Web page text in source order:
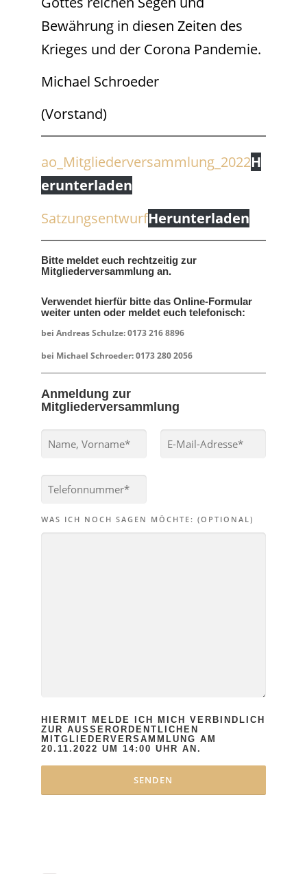
Bewährung in diesen Zeiten des
Krieges und der Corona Pandemie.
Michael Schroeder
(Vorstand)
ao_Mitgliederversammlung_2022H
erunterladen
SatzungsentwurfHerunterladen
Bitte meldet euch rechtzeitig zur
Mitgliederversammlung an.
Verwendet hierfür bitte das Online-Formular
weiter unten oder meldet euch telefonisch:
bei Andreas Schulze: 0173 216 8896
bei Michael Schroeder: 0173 280 2056
Anmeldung zur
Mitgliederversammlung
WAS ICH NOCH SAGEN MÖCHTE: (OPTIONAL)
BITTE LASSE DIESES FELD LEER.
HIERMIT MELDE ICH MICH VERBINDLICH
ZUR AUSSERORDENTLICHEN M
ITGLIEDERVERSAMMLUNG AM 2
0.11.2022 UM 14:00 UHR AN.